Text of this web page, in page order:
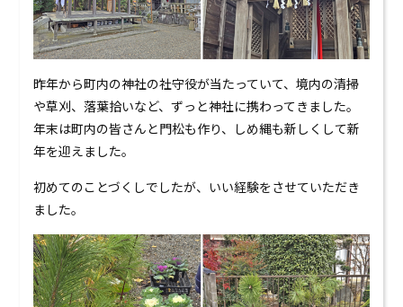
昨年から町内の神社の社守役が当たっていて、境内の清掃
や草刈、落葉拾いなど、ずっと神社に携わってきました。
年末は町内の皆さんと門松も作り、しめ縄も新しくして新
年を迎えました。
初めてのことづくしでしたが、いい経験をさせていただき
ました。